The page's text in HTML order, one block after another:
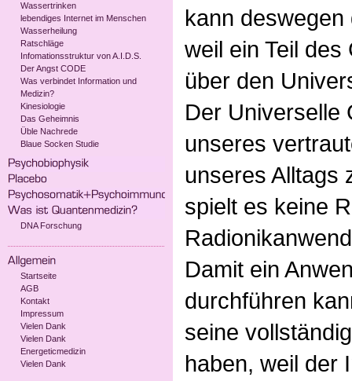
Wassertrinken
lebendiges Internet im Menschen
Wasserheilung
Ratschläge
Infomationsstruktur von A.I.D.S.
Der Angst CODE
Was verbindet Information und
Medizin?
Kinesiologie
Das Geheimnis
Üble Nachrede
Blaue Socken Studie
DNA Forschung
Startseite
AGB
Kontakt
Impressum
Vielen Dank
Vielen Dank
Energeticmedizin
Vielen Dank
kann
weil ein Teil
über den
Der Universelle
unseres
unseres Alltags
spielt es keine
Damit ein
durchführen
seine
haben, weil der